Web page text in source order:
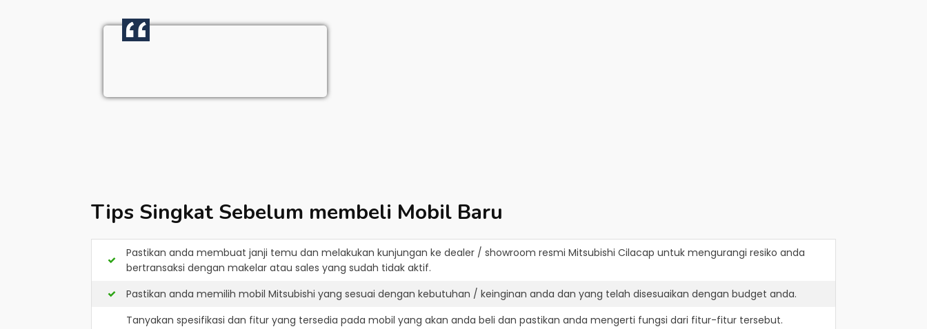
Tips Singkat Sebelum membeli Mobil Baru
Pastikan anda membuat janji temu dan melakukan kunjungan ke dealer / showroom resmi Mitsubishi Cilacap untuk mengurangi resiko anda
bertransaksi dengan makelar atau sales yang sudah tidak aktif.
Pastikan anda memilih mobil Mitsubishi yang sesuai dengan kebutuhan / keinginan anda dan yang telah disesuaikan dengan budget anda.
Tanyakan spesifikasi dan fitur yang tersedia pada mobil yang akan anda beli dan pastikan anda mengerti fungsi dari fitur-fitur tersebut.